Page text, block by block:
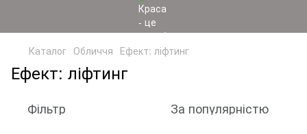
Каталог Обличчя Ефект: ліфтинг
Ефект: ліфтинг
Фільтр За популярністю